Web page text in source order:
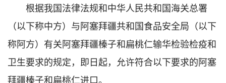
根据我国法律法规和中华人民共和国海关总署
（以下称中方）与阿塞拜疆共和国食品安全局（以下
称阿方）有关阿塞拜疆榛子和扁桃仁输华检验检疫和
卫生要求的规定，即日起，允许符合以下要求的阿塞
拜疆榛子和扁桃仁进口。